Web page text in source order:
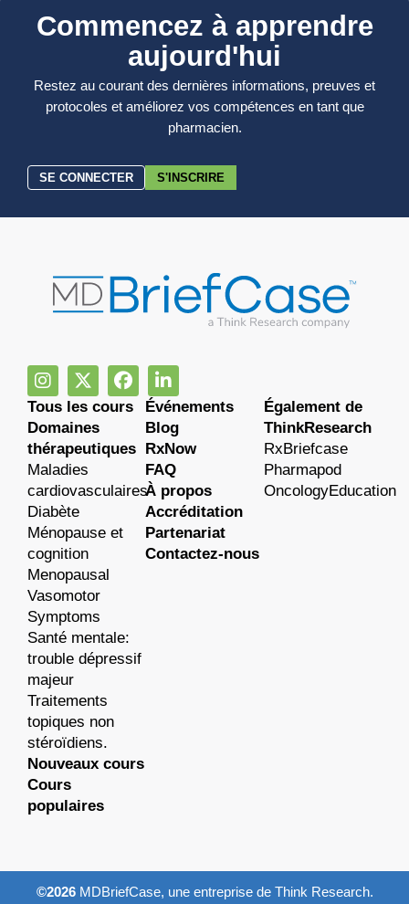
Commencez à apprendre
aujourd'hui
Restez au courant des dernières informations, preuves et
protocoles et améliorez vos compétences en tant que
pharmacien.
SE CONNECTER S'INSCRIRE
Tous les cours
Domaines
thérapeutiques
Maladies
cardiovasculaires
Diabète
Ménopause et
cognition
Menopausal
Vasomotor
Symptoms
Santé mentale:
trouble dépressif
majeur
Traitements
topiques non
stéroïdiens.
Nouveaux cours
Cours
populaires
Événements
Blog
RxNow
FAQ
À propos
Accréditation
Partenariat
Contactez-nous
Également de
ThinkResearch
RxBriefcase
Pharmapod
OncologyEducation
©2026MDBriefCase, une entreprise de Think Research.